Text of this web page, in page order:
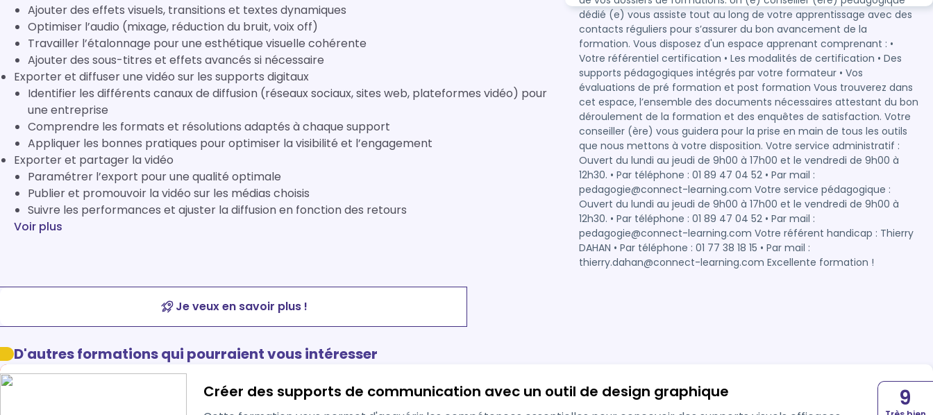
Ajouter des effets visuels, transitions et textes dynamiques
Optimiser l’audio (mixage, réduction du bruit, voix off)
Travailler l’étalonnage pour une esthétique visuelle cohérente
Ajouter des sous-titres et effets avancés si nécessaire
Exporter et diffuser une vidéo sur les supports digitaux
Identifier les différents canaux de diffusion (réseaux sociaux, sites web, plateformes vidéo) pour
une entreprise
Comprendre les formats et résolutions adaptés à chaque support
Appliquer les bonnes pratiques pour optimiser la visibilité et l’engagement
Exporter et partager la vidéo
Paramétrer l’export pour une qualité optimale
Publier et promouvoir la vidéo sur les médias choisis
Suivre les performances et ajuster la diffusion en fonction des retours
Voir plus
dédié (e) vous assiste tout au long de votre apprentissage avec des
contacts réguliers pour s’assurer du bon avancement de la
formation. Vous disposez d'un espace apprenant comprenant : •
Votre référentiel certification • Les modalités de certification • Des
supports pédagogiques intégrés par votre formateur • Vos
évaluations de pré formation et post formation Vous trouverez dans
cet espace, l’ensemble des documents nécessaires attestant du bon
déroulement de la formation et des enquêtes de satisfaction. Votre
conseiller (ère) vous guidera pour la prise en main de tous les outils
que nous mettons à votre disposition. Votre service administratif :
Ouvert du lundi au jeudi de 9h00 à 17h00 et le vendredi de 9h00 à
12h30. • Par téléphone : 01 89 47 04 52 • Par mail :
pedagogie@connect-learning.com Votre service pédagogique :
Ouvert du lundi au jeudi de 9h00 à 17h00 et le vendredi de 9h00 à
12h30. • Par téléphone : 01 89 47 04 52 • Par mail :
pedagogie@connect-learning.com Votre référent handicap : Thierry
DAHAN • Par téléphone : 01 77 38 18 15 • Par mail :
thierry.dahan@connect-learning.com Excellente formation !
Je veux en savoir plus !
D'autres formations qui pourraient vous intéresser
Créer des supports de communication avec un outil de design graphique
9